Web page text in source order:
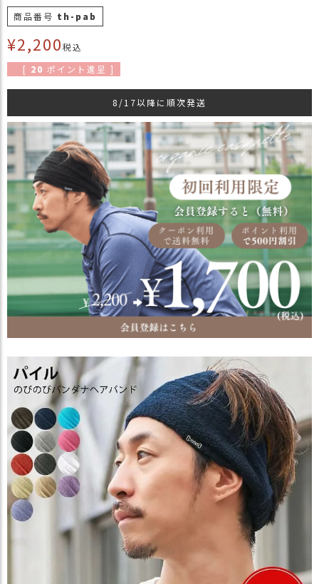
ン
グ
お
客
様
声
Instagram
Youtube
ス
タ
ッ
フ
小
話
返
品
交
無
料
キ
ャ
ン
ペ
ー
ン
商品番号 th-pab
¥2,200税込
[ 20 ポイント進呈 ]
8/17以降に順次発送